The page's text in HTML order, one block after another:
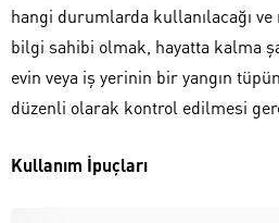
hangi durumlarda kullanılacağı ve
bilgi sahibi olmak, hayatta kalma
evin veya iş yerinin bir yangın
düzenli olarak kontrol edilmesi
Kullanım İpuçları